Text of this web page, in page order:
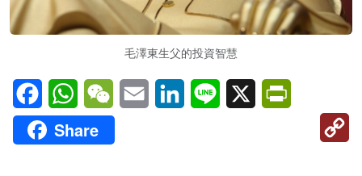
毛澤東生父的投資智慧
FacebookWhatsAppWeChatEmail LinkedInLine X
Share